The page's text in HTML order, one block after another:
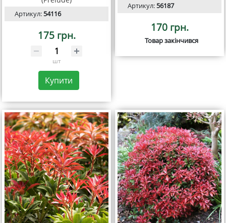
Артикул:54116
175 грн.
шт
Купити
Артикул:56187
170 грн.
Товар закінчився